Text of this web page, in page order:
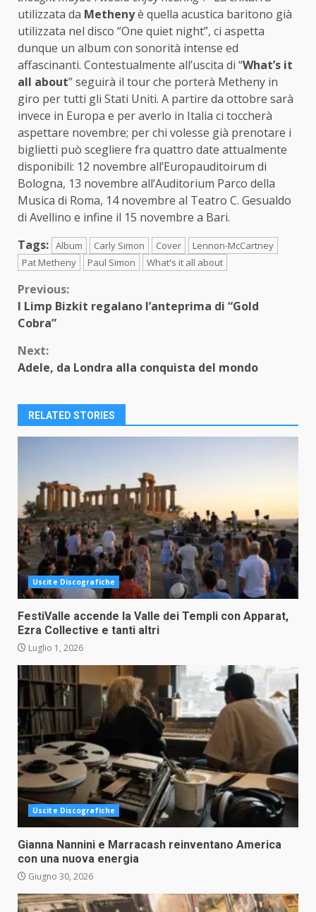
utilizzata da Methenyè quella acustica baritono già
utilizzata nel disco “One quiet night”, ci aspetta
dunque un album con sonorità intense ed
affascinanti. Contestualmente all’uscita di “What’s it
all about” seguirà il tour che porterà Metheny in
giro per tutti gli Stati Uniti. A partire da ottobre sarà
invece in Europa e per averlo in Italia ci toccherà
aspettare novembre; per chi volesse già prenotare i
biglietti può scegliere fra quattro date attualmente
disponibili: 12 novembre all’Europauditoirum di
Bologna, 13 novembre all’Auditorium Parco della
Musica di Roma, 14 novembre al Teatro C. Gesualdo
di Avellino e infine il 15 novembre a Bari.
Tags: Album Carly Simon Cover
Lennon-McCartney
Pat Metheny
Paul Simon What's it all about
Continue
Reading
Previous:
I Limp Bizkit regalano l’anteprima di “Gold
Cobra”
Next:
Adele, da Londra alla conquista del mondo
RELATED STORIES
Uscite Discografiche
FestiValle accende la Valle dei Templi con Apparat,
Ezra Collective e tanti altri
Luglio 1, 2026
Uscite Discografiche
Gianna Nannini e Marracash reinventano America
con una nuova energia
Giugno 30, 2026